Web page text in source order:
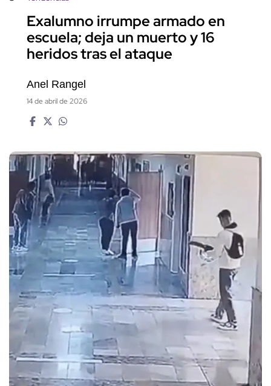
Exalumno irrumpe armado en
escuela; deja un muerto y 16
heridos tras el ataque
Anel Rangel
14 de abril de 2026